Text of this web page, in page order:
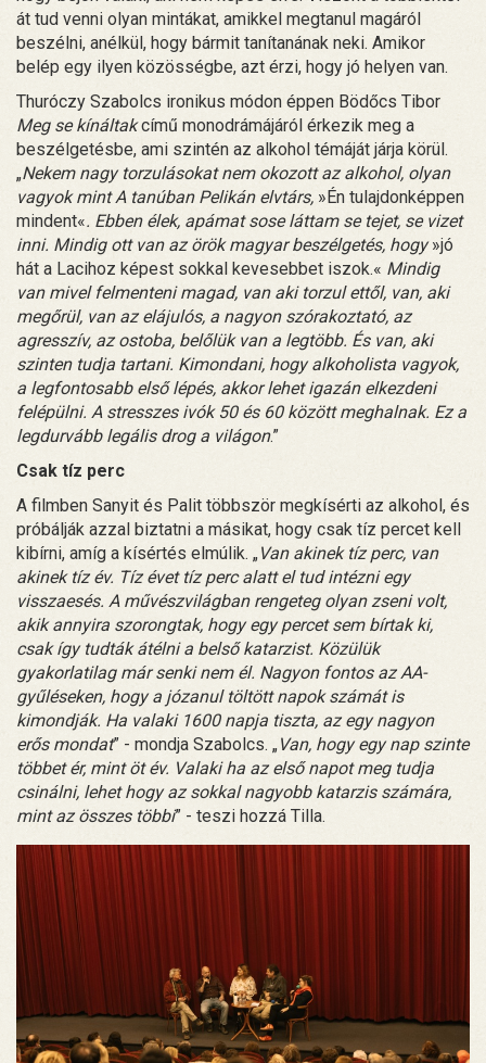
át tud venni olyan mintákat, amikkel megtanul magáról
beszélni, anélkül, hogy bármit tanítanának neki. Amikor
belép egy ilyen közösségbe, azt érzi, hogy jó helyen van.
Thuróczy Szabolcs ironikus módon éppen Bödőcs Tibor
Meg se kínáltakcímű monodrámájáról érkezik meg a
beszélgetésbe, ami szintén az alkohol témáját járja körül.
„Nekem nagy torzulásokat nem okozott az alkohol, olyan
vagyok mint A tanúban Pelikán elvtárs, »Én tulajdonképpen
mindent«. Ebben élek, apámat sose láttam se tejet, se vizet
inni. Mindig ott van az örök magyar beszélgetés, hogy»jó
hát a Lacihoz képest sokkal kevesebbet iszok.« Mindig
van mivel felmenteni magad, van aki torzul ettől, van, aki
megőrül, van az elájulós, a nagyon szórakoztató, az
agresszív, az ostoba, belőlük van a legtöbb. És van, aki
szinten tudja tartani. Kimondani, hogy alkoholista vagyok,
a legfontosabb első lépés, akkor lehet igazán elkezdeni
felépülni. A stresszes ivók 50 és 60 között meghalnak. Ez a
legdurvább legális drog a világon.”
Csak tíz perc
A filmben Sanyit és Palit többször megkísérti az alkohol, és
próbálják azzal biztatni a másikat, hogy csak tíz percet kell
kibírni, amíg a kísértés elmúlik. „Van akinek tíz perc, van
akinek tíz év. Tíz évet tíz perc alatt el tud intézni egy
visszaesés. A művészvilágban rengeteg olyan zseni volt,
akik annyira szorongtak, hogy egy percet sem bírtak ki,
csak így tudták átélni a belső katarzist. Közülük
gyakorlatilag már senki nem él. Nagyon fontos az AA-
gyűléseken, hogy a józanul töltött napok számát is
kimondják. Ha valaki 1600 napja tiszta, az egy nagyon
erős mondat” - mondja Szabolcs. „Van, hogy egy nap szinte
többet ér, mint öt év. Valaki ha az első napot meg tudja
csinálni, lehet hogy az sokkal nagyobb katarzis számára,
mint az összes többi” - teszi hozzá Tilla.